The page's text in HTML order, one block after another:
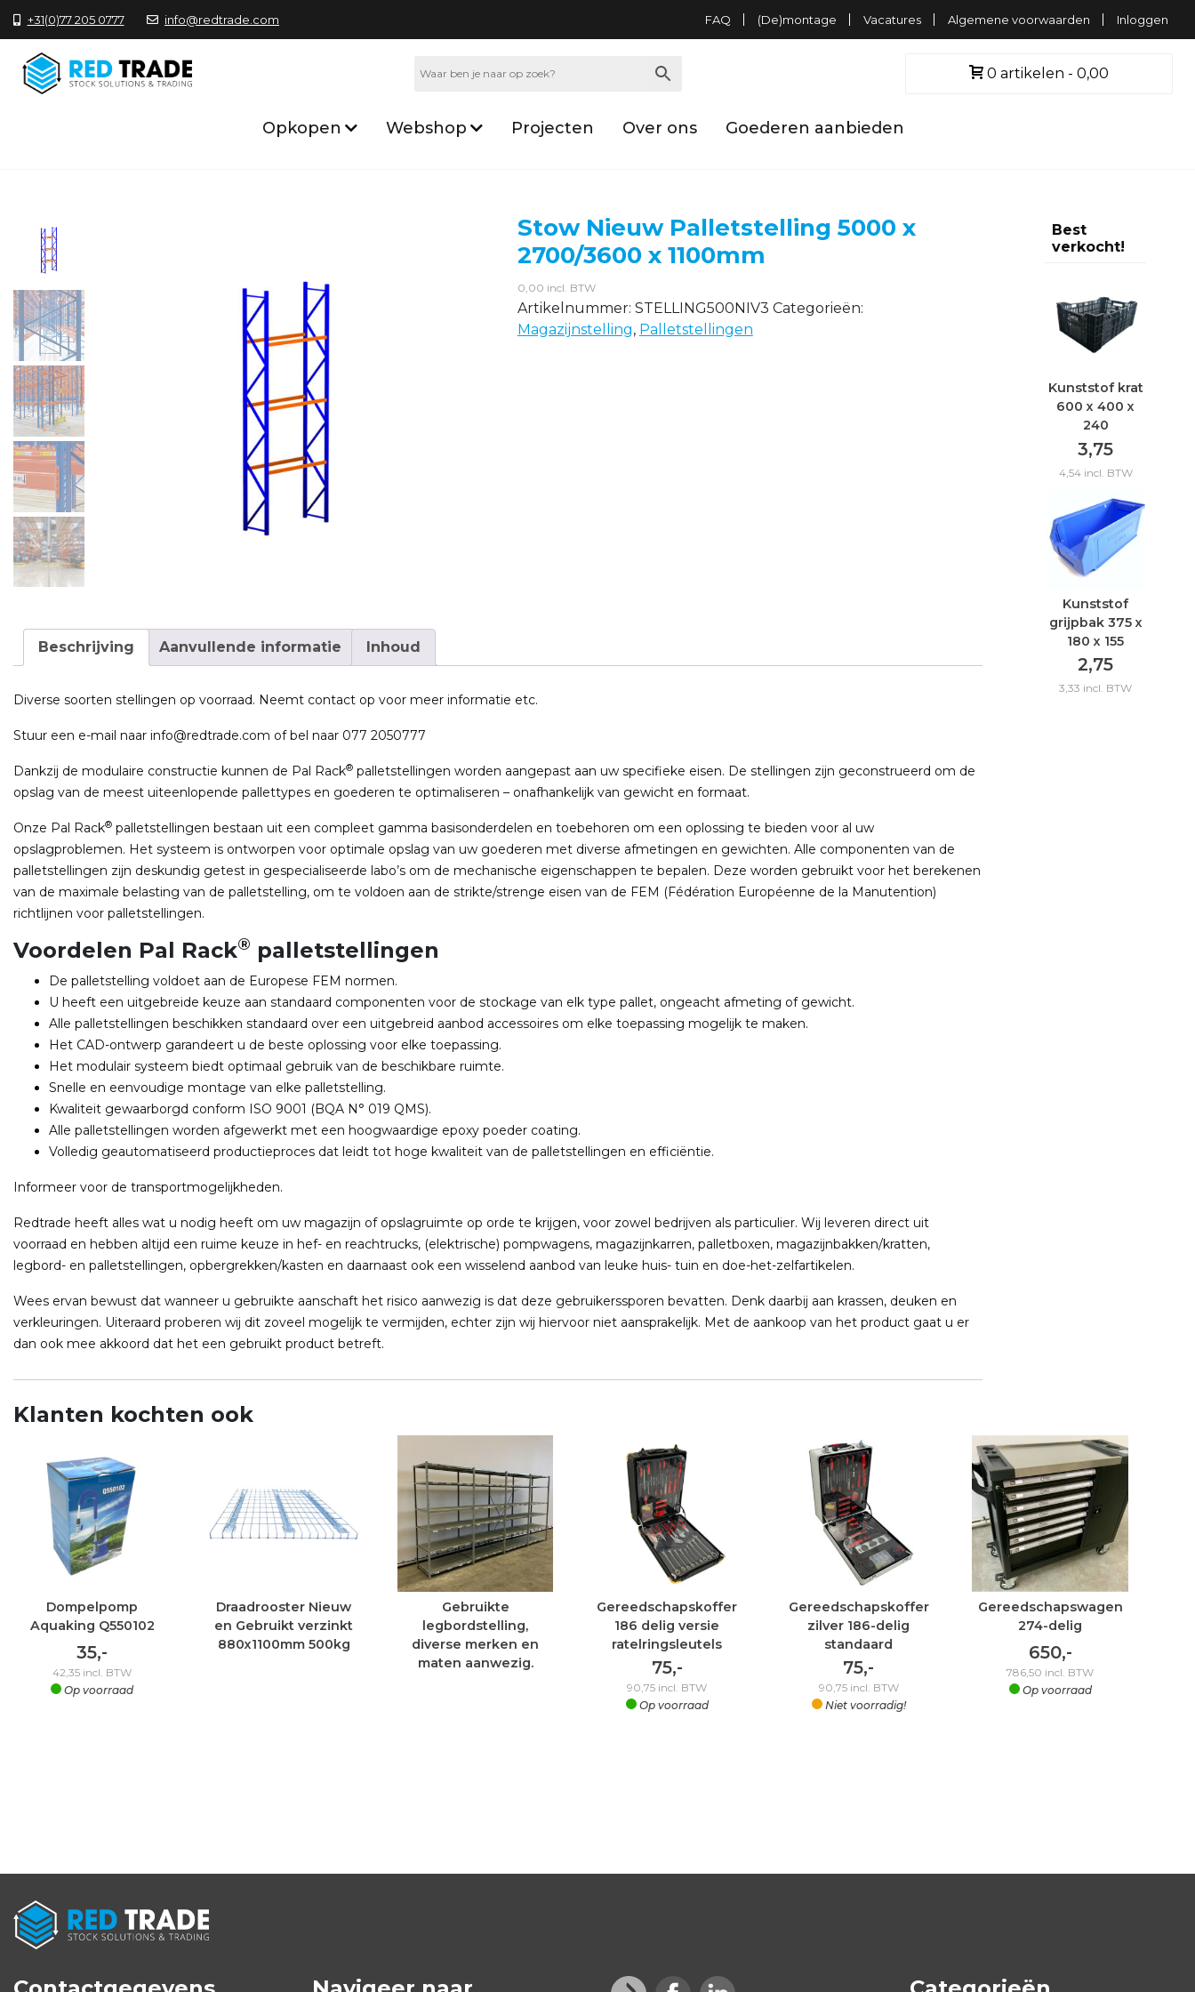
+31(0)77 205 0777 info@redtrade.com FAQ (De)montage Vacatures Algemene voorwaarden Inloggen
0 artikelen 0,00
Opkopen Webshop Projecten Over ons Goederen aanbieden
Stow Nieuw Palletstelling 5000 x
2700/3600 x 1100mm
0,00 incl. BTW
Artikelnummer: STELLING500NIV3 Categorieën:
Magazijnstelling, Palletstellingen
Beschrijving Aanvullende informatie Inhoud
Diverse soorten stellingen op voorraad. Neemt contact op voor meer informatie etc.
Stuur een e-mail naar info@redtrade.com of bel naar 077 2050777
Dankzij de modulaire constructie kunnen de Pal Rack® palletstellingen worden aangepast aan uw specifieke eisen. De stellingen zijn geconstrueerd om de
opslag van de meest uiteenlopende pallettypes en goederen te optimaliseren – onafhankelijk van gewicht en formaat.
Onze Pal Rack® palletstellingen bestaan uit een compleet gamma basisonderdelen en toebehoren om een oplossing te bieden voor al uw
opslagproblemen. Het systeem is ontworpen voor optimale opslag van uw goederen met diverse afmetingen en gewichten. Alle componenten van de
palletstellingen zijn deskundig getest in gespecialiseerde labo’s om de mechanische eigenschappen te bepalen. Deze worden gebruikt voor het berekenen
van de maximale belasting van de palletstelling, om te voldoen aan de strikte/strenge eisen van de FEM (Fédération Européenne de la Manutention)
richtlijnen voor palletstellingen.
Voordelen Pal Rack® palletstellingen
De palletstelling voldoet aan de Europese FEM normen.
U heeft een uitgebreide keuze aan standaard componenten voor de stockage van elk type pallet, ongeacht afmeting of gewicht.
Alle palletstellingen beschikken standaard over een uitgebreid aanbod accessoires om elke toepassing mogelijk te maken.
Het CAD-ontwerp garandeert u de beste oplossing voor elke toepassing.
Het modulair systeem biedt optimaal gebruik van de beschikbare ruimte.
Snelle en eenvoudige montage van elke palletstelling.
Kwaliteit gewaarborgd conform ISO 9001 (BQA N° 019 QMS).
Alle palletstellingen worden afgewerkt met een hoogwaardige epoxy poeder coating.
Volledig geautomatiseerd productieproces dat leidt tot hoge kwaliteit van de palletstellingen en efficiëntie.
Informeer voor de transportmogelijkheden.
Redtrade heeft alles wat u nodig heeft om uw magazijn of opslagruimte op orde te krijgen, voor zowel bedrijven als particulier. Wij leveren direct uit
voorraad en hebben altijd een ruime keuze in hef- en reachtrucks, (elektrische) pompwagens, magazijnkarren, palletboxen, magazijnbakken/kratten,
legbord- en palletstellingen, opbergrekken/kasten en daarnaast ook een wisselend aanbod van leuke huis- tuin en doe-het-zelfartikelen.
Wees ervan bewust dat wanneer u gebruikte aanschaft het risico aanwezig is dat deze gebruikerssporen bevatten. Denk daarbij aan krassen, deuken en
verkleuringen. Uiteraard proberen wij dit zoveel mogelijk te vermijden, echter zijn wij hiervoor niet aansprakelijk. Met de aankoop van het product gaat u er
dan ook mee akkoord dat het een gebruikt product betreft.
Best
verkocht!
Kunststof krat
600 x 400 x
240
3,75
4,54incl. BTW
Kunststof
grijpbak 375 x
180 x 155
2,75
3,33 incl. BTW
Klanten kochten ook
Dompelpomp
Aquaking Q550102
35,-
42,35 incl. BTW
Op voorraad
Draadrooster Nieuw
en Gebruikt verzinkt
880x1100mm 500kg
Gebruikte
legbordstelling,
diverse merken en
maten aanwezig.
Gereedschapskoffer
186 delig versie
ratelringsleutels
75,-
90,75 incl. BTW
Op voorraad
Gereedschapskoffer
zilver 186-delig
standaard
75,-
90,75incl. BTW
Niet voorradig!
Gereedschapswagen
274-delig
650,-
786,50 incl. BTW
Op voorraad